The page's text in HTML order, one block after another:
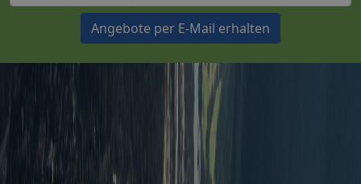
Angebote per E-Mail erhalten